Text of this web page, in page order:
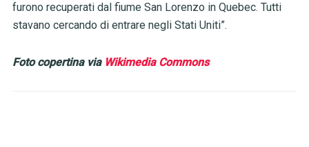
furono recuperati dal fiume San Lorenzo in Quebec. Tutti
stavano cercando di entrare negli Stati Uniti”.
Foto copertina via Wikimedia Commons